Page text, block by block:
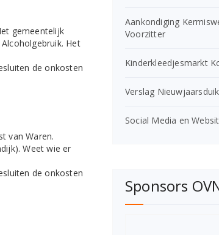
gemeentelijk
Het
de onkosten
van Waren.
Weet wie er
de onkosten
Aankondiging
Voorzitter
Kinderkleedjesmarkt
Verslag
Social Media en
Sponsors